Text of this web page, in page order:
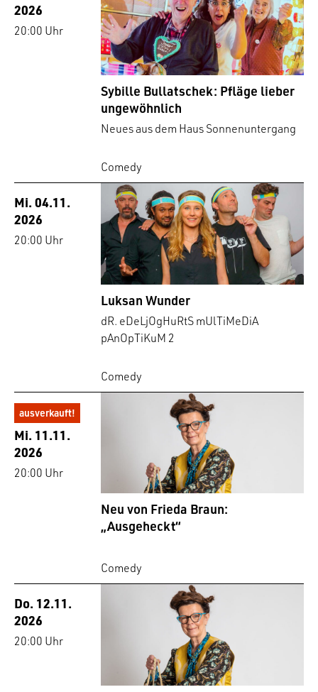
2026
20:00 Uhr
Sybille Bullatschek: Pfläge lieber
ungewöhnlich
Neues aus dem Haus Sonnenuntergang
Comedy
Mi. 04.11.
2026
20:00 Uhr
Luksan Wunder
dR. eDeLjOgHuRtS mUlTiMeDiA
pAnOpTiKuM 2
Comedy
ausverkauft!
Mi. 11.11.
2026
20:00 Uhr
Neu von Frieda Braun:
„Ausgeheckt“
Comedy
Do. 12.11.
2026
20:00 Uhr